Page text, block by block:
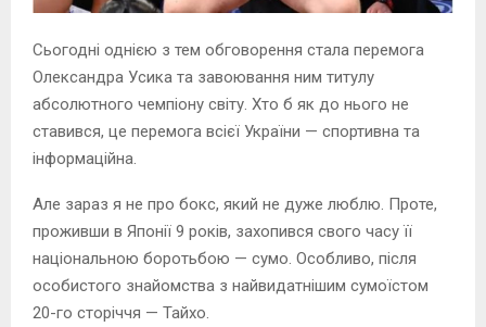
Сьогодні однією з тем обговорення стала перемога
Олександра Усика та завоювання ним титулу
абсолютного чемпіону світу. Хто б як до нього не
ставився, це перемога всієї України — спортивна та
інформаційна.
Але зараз я не про бокс, який не дуже люблю. Проте,
проживши в Японії 9 років, захопився свого часу її
національною боротьбою — сумо. Особливо, після
особистого знайомства з найвидатнішим сумоїстом
20-го сторіччя — Тайхо.